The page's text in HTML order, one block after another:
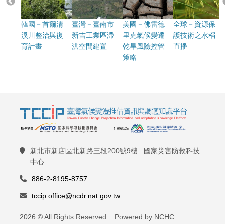
韓國－首爾清
溪川整治與復
育計畫
臺灣－臺南市
新吉工業區滯
洪空間建置
美國－佛雷德
里克氣候變遷
乾旱風險控管
策略
全球－資源保
護技術之水稻
直播
新北市新店區北新路三段200號9樓 國家災害防救科技
中心
886-2-8195-8757
tccip.office@ncdr.nat.gov.tw
2026 © All Rights Reserved. Powered by NCHC